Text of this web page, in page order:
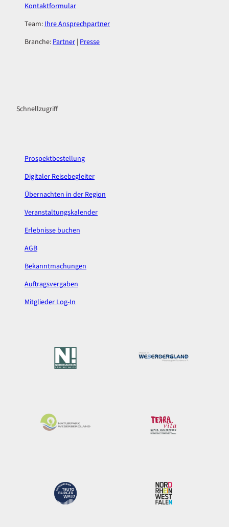
Kontaktformular
Team: Ihre Ansprechpartner
Branche: Partner | Presse
e
t
m
Schnellzugriff
Prospektbestellung
Digitaler Reisebegleiter
Übernachten in der Region
Veranstaltungskalender
Erlebnisse buchen
AGB
Bekanntmachungen
Auftragsvergaben
Mitglieder Log-In